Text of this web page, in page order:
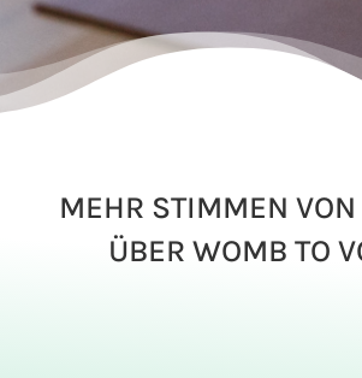
MEHR STIMMEN VON
ÜBER WOMB TO